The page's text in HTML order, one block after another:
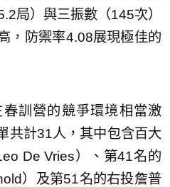
局）與三振數（145次）
，防禦率4.08展現極佳的
訓營的競爭環境相當激
共計31人，其中包含百大
De Vries）、第41名的
）及第51名的右投詹普